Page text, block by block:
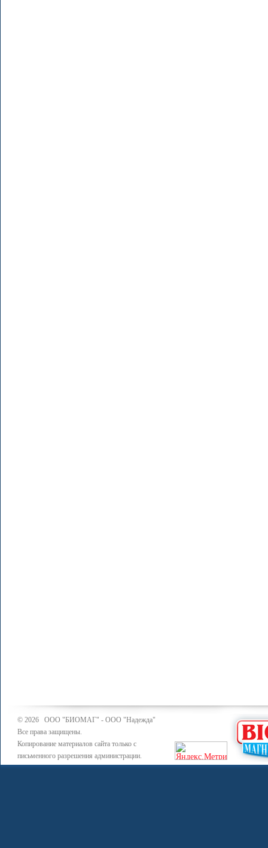
© 2026 ООО "БИОМАГ" - ООО "Надежда"
Все права защищены.
Копирование материалов сайта только с
письменного разрешения администрации.